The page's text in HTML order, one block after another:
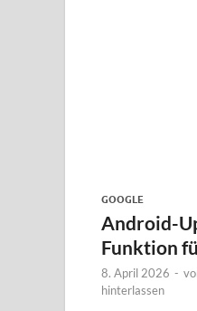
GOOGLE
Android-
Funktion
8. April 2026 -
hinterlassen